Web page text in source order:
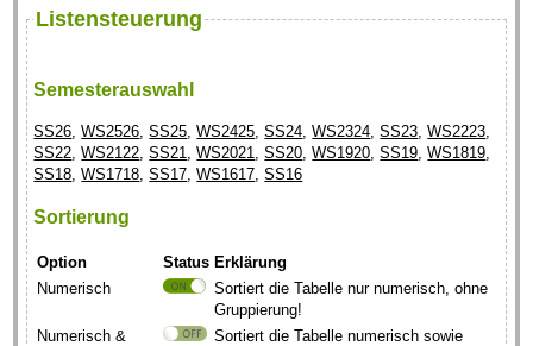
Listensteuerung
Semesterauswahl
SS26,WS2526,SS25,WS2425,SS24,WS2324,SS23,WS2223,
SS22,WS2122,SS21,WS2021,SS20,WS1920,SS19,WS1819,
SS18,WS1718,SS17,WS1617,SS16
Sortierung
Option Status Erklärung
Numerisch
Sortiert die Tabelle nur numerisch, ohne
Gruppierung!
Numerisch &
Sortiert die Tabelle numerisch sowie